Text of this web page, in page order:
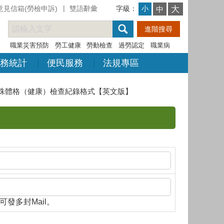
見信箱(勞檢申訴) 雙語辭彙 字級： 小 中 大
職業災害預防 勞工健康 勞動檢查 過勞認定 職業病
統計 便民服務 法規專區
體格（健康）檢查紀錄格式【英文版】
發多封Mail。